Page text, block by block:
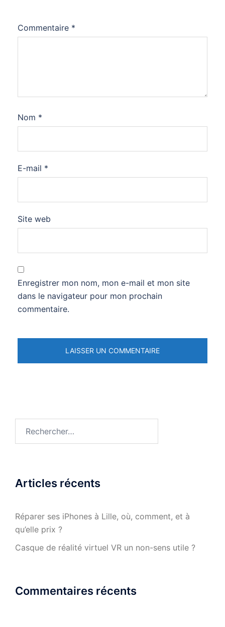
Commentaire *
Nom *
E-mail *
Site web
Enregistrer mon nom, mon e-mail et mon site
dans le navigateur pour mon prochain
commentaire.
Articles récents
Réparer ses iPhones à Lille, où, comment, et à
qu’elle prix ?
Casque de réalité virtuel VR un non-sens utile ?
Commentaires récents